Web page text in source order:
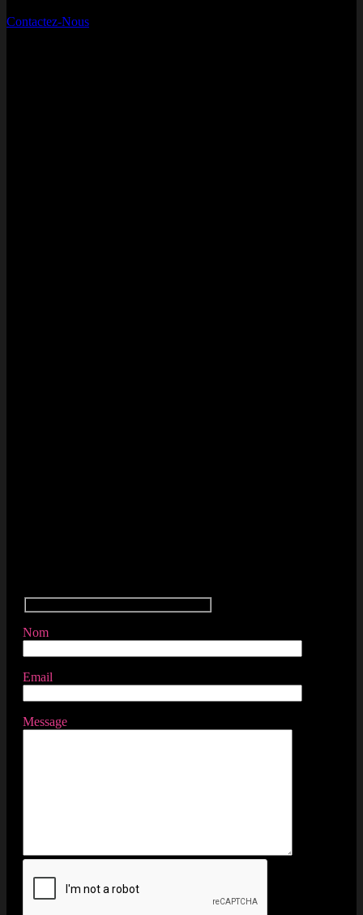
Contactez-Nous
Nom
Email
Message